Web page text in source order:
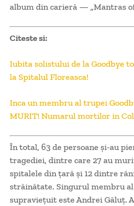
album din carieră — „Mantras of
Citeste si:
Iubita solistului de la Goodbye
la Spitalul Floreasca!
Inca un membru al trupei
MURIT! Numarul mortilor in
În total, 63 de persoane şi-au
tragediei, dintre care 27 au
spitalele din țară și 12 dintre
străinătate. Singurul membru
supravieţuit este Andrei Găluţ.